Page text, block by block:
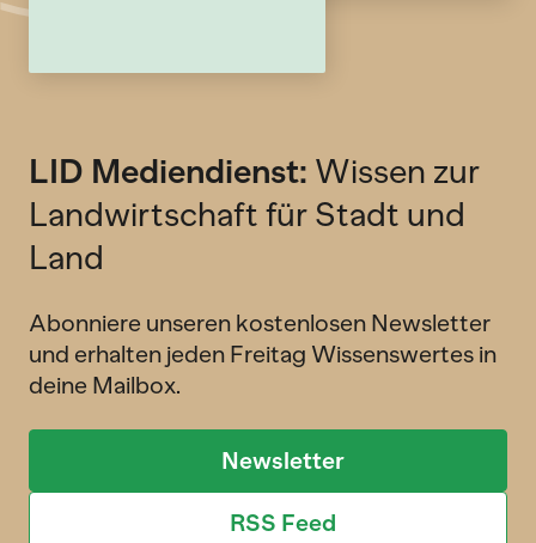
LID Mediendienst: Wissen zur
Landwirtschaft für Stadt und
Land
Abonniere unseren kostenlosen Newsletter
und erhalten jeden Freitag Wissenswertes in
deine Mailbox.
Newsletter
RSS Feed